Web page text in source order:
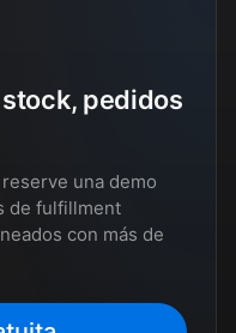
pedidos
una demo
de fulfillment
con más de